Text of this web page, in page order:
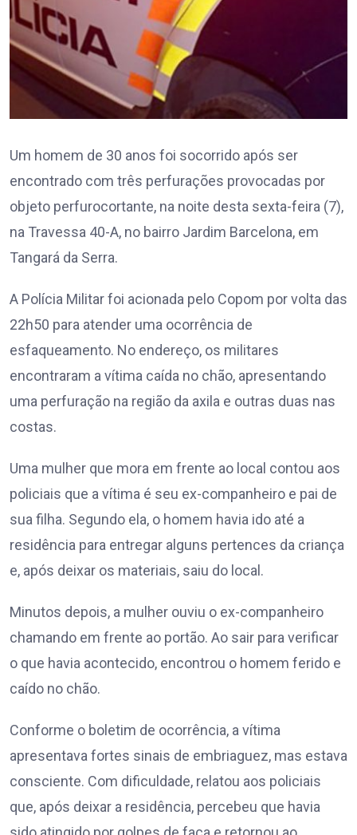
Um homem de 30 anos foi socorrido após ser
encontrado com três perfurações provocadas por
objeto perfurocortante, na noite desta sexta-feira (7),
na Travessa 40-A, no bairro Jardim Barcelona, em
Tangará da Serra.
A Polícia Militar foi acionada pelo Copom por volta das
22h50 para atender uma ocorrência de
esfaqueamento. No endereço, os militares
encontraram a vítima caída no chão, apresentando
uma perfuração na região da axila e outras duas nas
costas.
Uma mulher que mora em frente ao local contou aos
policiais que a vítima é seu ex-companheiro e pai de
sua filha. Segundo ela, o homem havia ido até a
residência para entregar alguns pertences da criança
e, após deixar os materiais, saiu do local.
Minutos depois, a mulher ouviu o ex-companheiro
chamando em frente ao portão. Ao sair para verificar
o que havia acontecido, encontrou o homem ferido e
caído no chão.
Conforme o boletim de ocorrência, a vítima
apresentava fortes sinais de embriaguez, mas estava
consciente. Com dificuldade, relatou aos policiais
que, após deixar a residência, percebeu que havia